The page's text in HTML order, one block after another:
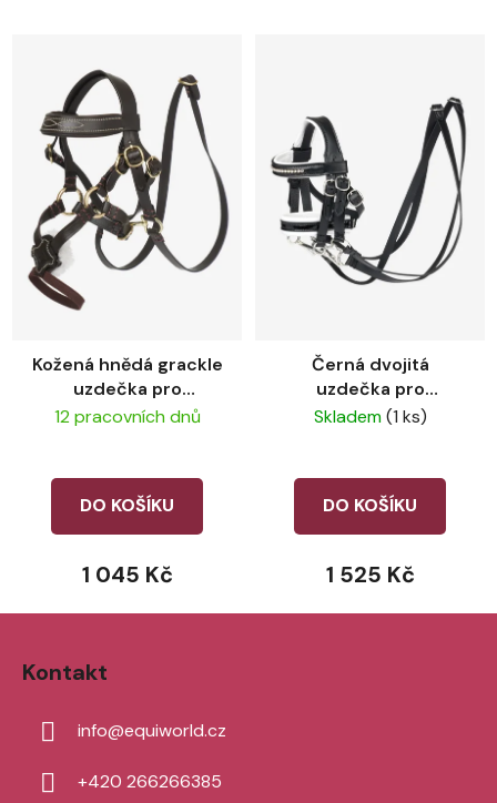
Kožená hnědá grackle
uzdečka pro
plyšového koně
12 pracovních dnů
DO KOŠÍKU
1 045 Kč
Černá dvojitá
uzdečka pro
plyšového koně
Skladem(1 ks)
DO KOŠÍKU
1 525 Kč
Kontakt
info@equiworld.cz
+420 266266385